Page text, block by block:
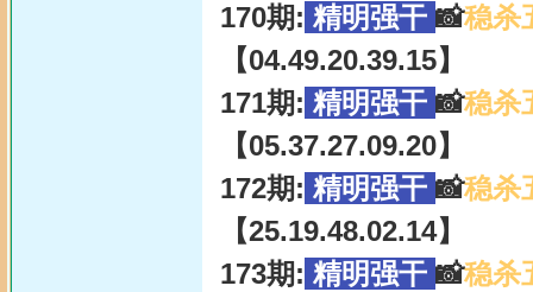
170期: 精明强干 📸稳杀
【04.49.20.39.15】
171期: 精明强干 📸稳杀
【05.37.27.09.20】
172期: 精明强干 📸稳杀
【25.19.48.02.14】
173期: 精明强干 📸稳杀